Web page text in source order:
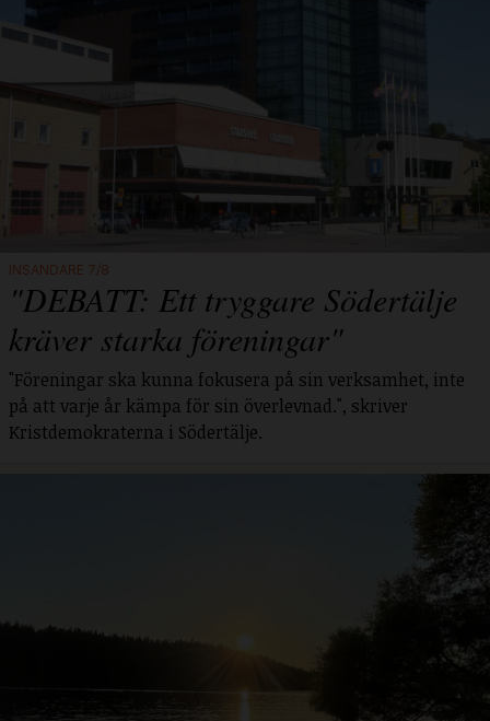
INSÄNDARE 7/8
"DEBATT: Ett tryggare Södertälje
kräver starka föreningar"
"Föreningar ska kunna fokusera på sin verksamhet, inte
på att varje år kämpa för sin överlevnad.", skriver
Kristdemokraterna i Södertälje.